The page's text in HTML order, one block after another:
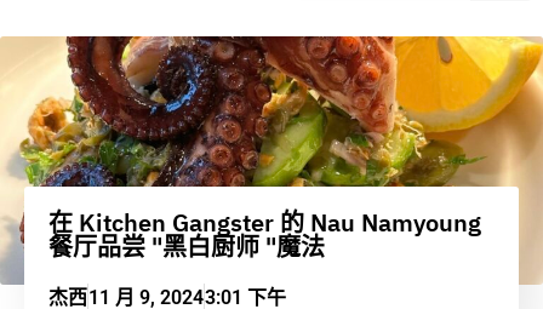
在 Kitchen Gangster 的 Nau Namyoung
餐厅品尝 "黑白厨师 "魔法
杰西11 月 9, 20243:01 下午